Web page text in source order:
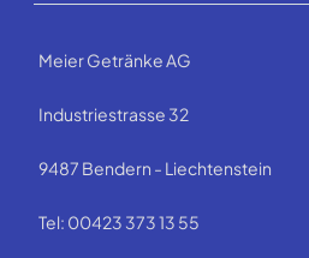
Meier Getränke AG
Industriestrasse 32
9487 Bendern - Liechtenstein
Tel: 00423 373 13 55